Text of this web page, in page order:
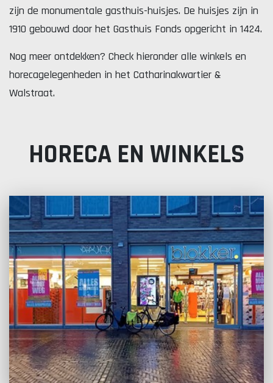
zijn de monumentale gasthuis-huisjes. De huisjes zijn in
1910 gebouwd door het Gasthuis Fonds opgericht in 1424.
Nog meer ontdekken? Check hieronder alle winkels en
horecagelegenheden in het Catharinakwartier &
Walstraat.
HORECA EN WINKELS